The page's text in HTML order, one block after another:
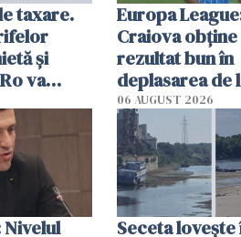
taxare.
şi
va
Europa
Craiova obține
rezultat bun în
deplasarea de
06 AUGUST 2026
Nivelul
Seceta